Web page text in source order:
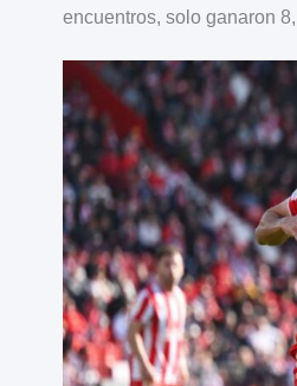
encuentros, solo ganaron